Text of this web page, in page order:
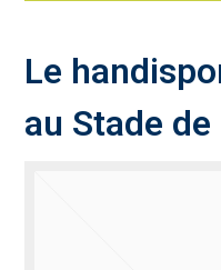
Le
au Stade de